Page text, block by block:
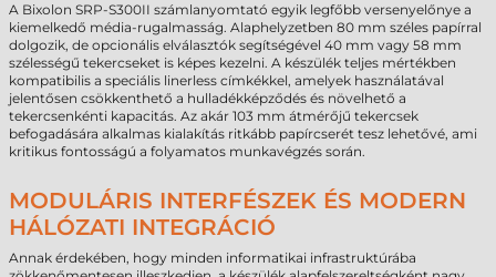
A Bixolon SRP-S300II számlanyomtató egyik legfőbb versenyelőnye a
kiemelkedő média-rugalmasság. Alaphelyzetben 80 mm széles papírral
dolgozik, de opcionális elválasztók segítségével 40 mm vagy 58 mm
szélességű tekercseket is képes kezelni. A készülék teljes mértékben
kompatibilis a speciális linerless címkékkel, amelyek használatával
jelentősen csökkenthető a hulladékképződés és növelhető a
tekercsenkénti kapacitás. Az akár 103 mm átmérőjű tekercsek
befogadására alkalmas kialakítás ritkább papírcserét tesz lehetővé, ami
kritikus fontosságú a folyamatos munkavégzés során.
MODULÁRIS INTERFÉSZEK ÉS MODERN
HÁLÓZATI INTEGRÁCIÓ
Annak érdekében, hogy minden informatikai infrastruktúrába